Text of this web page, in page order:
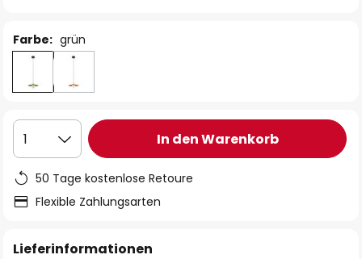
Farbe: grün
1 In den Warenkorb
50 Tage kostenlose Retoure
Flexible Zahlungsarten
Lieferinformationen